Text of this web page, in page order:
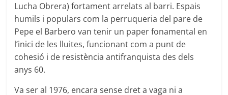
Lucha Obrera) fortament arrelats al barri. Espais
humils i populars com la perruqueria del pare de
Pepe el Barbero van tenir un paper fonamental en
l’inici de les lluites, funcionant com a punt de
cohesió i de resistència antifranquista des dels
anys 60.
Va ser al 1976, encara sense dret a vaga ni a